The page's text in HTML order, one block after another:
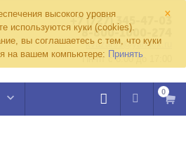
×
высокого уровня
используются куки (cookies).
вы соглашаетесь с тем, что куки
на вашем компьютере: Принять
+7 (727) 345-47-03
8-800-1000-274
kvazar91@yandex.ru
Пн-пт с 8:00 до 17:00
0